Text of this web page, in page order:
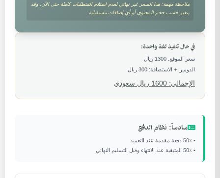
ملاحظة مهمة: هذا السعر غير نهائي لعدم استلام المتطلبات كاملة حتى الآن، وقد
يتغير حسب حجم المحتوى أو أي إضافات مستقبلية.
في حال تنفيذ لغة واحدة:
سعر الموقع: 1300 ريال
الدومين + الاستضافة: 300 ريال
الإجمالي: 1600 ريال سعودي
سادساً: نظام الدفع
• 50٪ دفعة مقدمة عند التعميد
• 50٪ المتبقية عند الانتهاء وقبل التسليم النهائي